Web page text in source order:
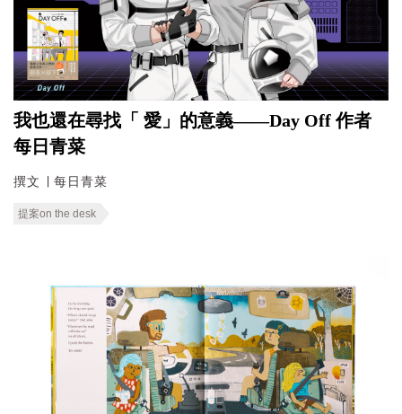
我也還在尋找「 愛」的意義——Day Off 作者
每日青菜
撰文 ∣ 每日青菜
提案on the desk